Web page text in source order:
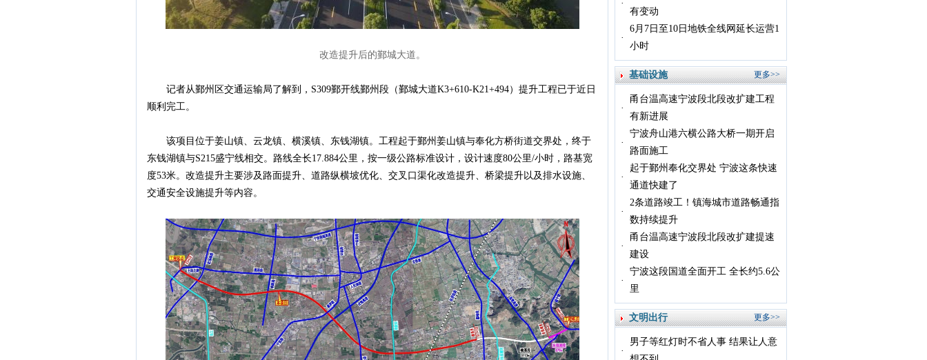
改造提升后的鄞城大道。
记者从鄞州区交通运输局了解到，S309鄞开线鄞州段（鄞城大道K3+610-K21+494）提升工程已于近日
顺利完工。
该项目位于姜山镇、云龙镇、横溪镇、东钱湖镇。工程起于鄞州姜山镇与奉化方桥街道交界处，终于
东钱湖镇与S215盛宁线相交。路线全长17.884公里，按一级公路标准设计，设计速度80公里/小时，路基宽
度53米。改造提升主要涉及路面提升、道路纵横坡优化、交叉口渠化改造提升、桥梁提升以及排水设施、
交通安全设施提升等内容。
有变动
6月7日至10日地铁全线网延长运营1
小时
基础设施 更多>>
甬台温高速宁波段北段改扩建工程
有新进展
宁波舟山港六横公路大桥一期开启
路面施工
起于鄞州奉化交界处 宁波这条快速
通道快建了
2条道路竣工！镇海城市道路畅通指
数持续提升
甬台温高速宁波段北段改扩建提速
建设
宁波这段国道全面开工 全长约5.6公
里
文明出行 更多>>
男子等红灯时不省人事 结果让人意